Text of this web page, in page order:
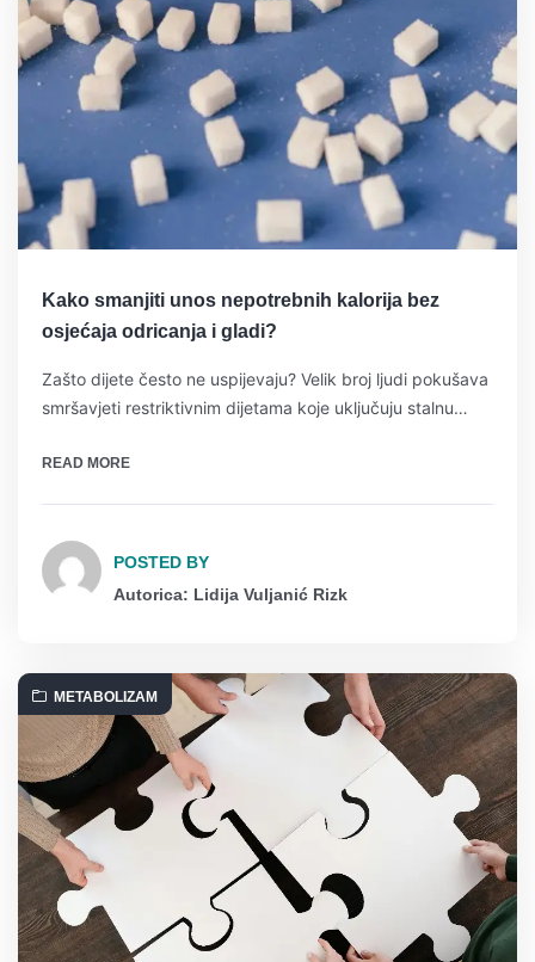
Kako smanjiti unos nepotrebnih kalorija bez
osjećaja odricanja i gladi?
Zašto dijete često ne uspijevaju? Velik broj ljudi pokušava
smršavjeti restriktivnim dijetama koje uključuju stalnu…
READ MORE
POSTED BY
Autorica: Lidija Vuljanić Rizk
METABOLIZAM